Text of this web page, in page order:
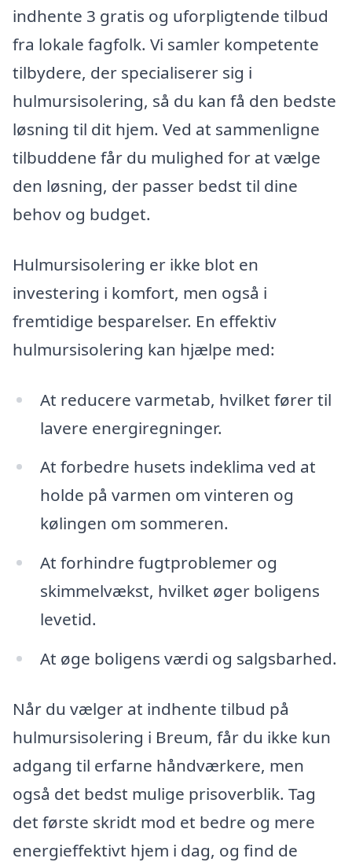
indhente 3 gratis og uforpligtende tilbud
fra lokale fagfolk. Vi samler kompetente
tilbydere, der specialiserer sig i
hulmursisolering, så du kan få den bedste
løsning til dit hjem. Ved at sammenligne
tilbuddene får du mulighed for at vælge
den løsning, der passer bedst til dine
behov og budget.
Hulmursisolering er ikke blot en
investering i komfort, men også i
fremtidige besparelser. En effektiv
hulmursisolering kan hjælpe med:
At reducere varmetab, hvilket fører til
lavere energiregninger.
At forbedre husets indeklima ved at
holde på varmen om vinteren og
kølingen om sommeren.
At forhindre fugtproblemer og
skimmelvækst, hvilket øger boligens
levetid.
At øge boligens værdi og salgsbarhed.
Når du vælger at indhente tilbud på
hulmursisolering i Breum, får du ikke kun
adgang til erfarne håndværkere, men
også det bedst mulige prisoverblik. Tag
det første skridt mod et bedre og mere
energieffektivt hjem i dag, og find de